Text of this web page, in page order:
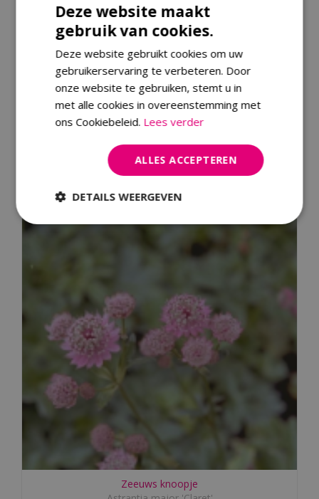
Zeeuws knoopje
Astrantia major
Zeeuws knoopje
Deze website maakt
gebruik van cookies.
Deze website gebruikt cookies om uw
gebruikerservaring te verbeteren. Door
onze website te gebruiken, stemt u in
met alle cookies in overeenstemming met
ons Cookiebeleid. Lees verder
ALLES ACCEPTEREN
DETAILS WEERGEVEN